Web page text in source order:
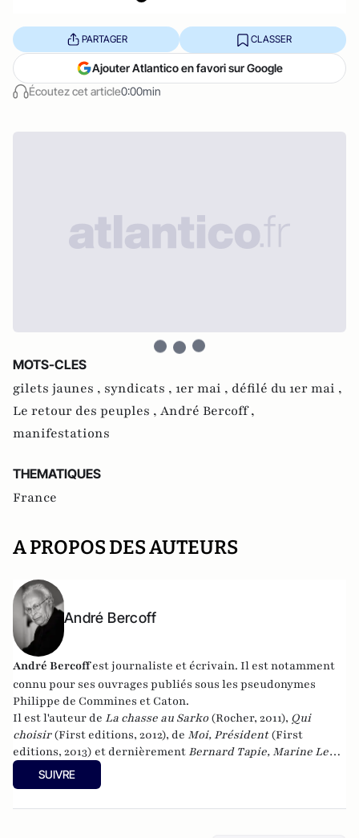
Écoutez cet article0:00min
PARTAGER CLASSER
Ajouter Atlantico en favori sur Google
MOTS-CLES
gilets jaunes , syndicats , 1er mai , défilé du 1er mai ,
Le retour des peuples , André Bercoff ,
manifestations
THEMATIQUES
France
A PROPOS DES AUTEURS
André Bercoff
André Bercoffest journaliste et écrivain. Il est notamment
connu pour ses ouvrages publiés sous les pseudonymes
Philippe de Commines et Caton.
Il est l'auteur de La chasse au Sarko(Rocher, 2011), Qui
choisir(First editions, 2012), de Moi, Président(First
editions, 2013) et dernièrement Bernard Tapie, Marine Le
Pen, la France et moi : Chronique d'une implosion
editions, 2014).
SUIVRE